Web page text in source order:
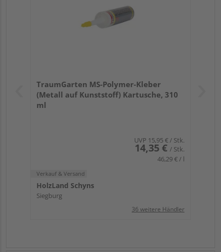
TraumGarten MS-Polymer-Kleber
(Metall auf Kunststoff) Kartusche, 310
ml
UVP 15,95 €/ Stk.
14,35 € / Stk.
46,29 € / l
Verkauf & Versand
HolzLand Schyns
Siegburg
36 weitere Händler